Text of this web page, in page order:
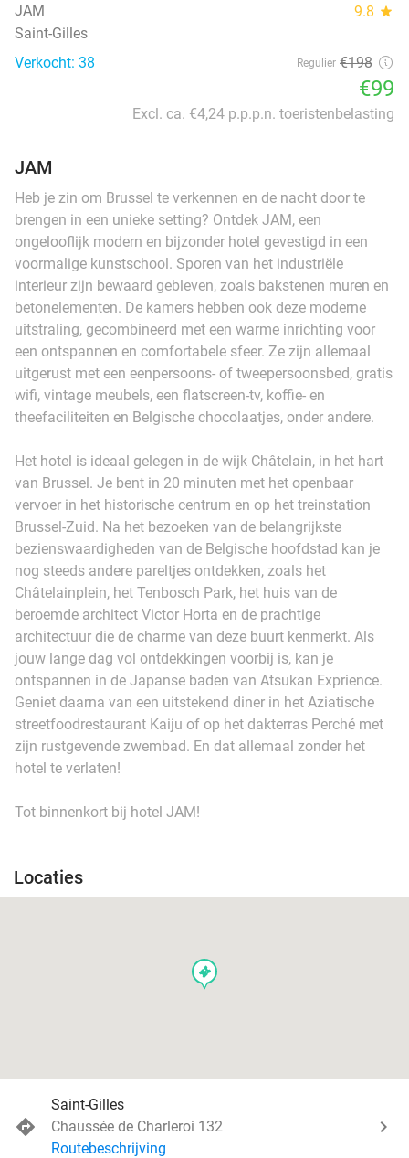
JAM 9.8 star
Saint-Gilles
Verkocht: 38
Regulier €198
€99
Excl. ca. €4,24 p.p.p.n. toeristenbelasting
JAM
Heb je zin om Brussel te verkennen en de nacht door te
brengen in een unieke setting? Ontdek JAM, een
ongelooflijk modern en bijzonder hotel gevestigd in een
voormalige kunstschool. Sporen van het industriële
interieur zijn bewaard gebleven, zoals bakstenen muren en
betonelementen. De kamers hebben ook deze moderne
uitstraling, gecombineerd met een warme inrichting voor
een ontspannen en comfortabele sfeer. Ze zijn allemaal
uitgerust met een eenpersoons- of tweepersoonsbed, gratis
wifi, vintage meubels, een flatscreen-tv, koffie- en
theefaciliteiten en Belgische chocolaatjes, onder andere.
Het hotel is ideaal gelegen in de wijk Châtelain, in het hart
van Brussel. Je bent in 20 minuten met het openbaar
vervoer in het historische centrum en op het treinstation
Brussel-Zuid. Na het bezoeken van de belangrijkste
bezienswaardigheden van de Belgische hoofdstad kan je
nog steeds andere pareltjes ontdekken, zoals het
Châtelainplein, het Tenbosch Park, het huis van de
beroemde architect Victor Horta en de prachtige
architectuur die de charme van deze buurt kenmerkt. Als
jouw lange dag vol ontdekkingen voorbij is, kan je
ontspannen in de Japanse baden van Atsukan Exprience.
Geniet daarna van een uitstekend diner in het Aziatische
streetfoodrestaurant Kaiju of op het dakterras Perché met
zijn rustgevende zwembad. En dat allemaal zonder het
hotel te verlaten!
Tot binnenkort bij hotel JAM!
Locaties
events
Saint-Gilles
Chaussée de Charleroi 132
Routebeschrijving